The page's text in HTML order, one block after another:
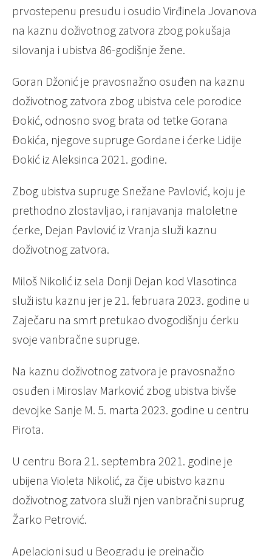
prvostepenu presudu i osudio Virđinela Jovanova
na kaznu doživotnog zatvora zbog pokušaja
silovanja i ubistva 86-godišnje žene.
Goran Džonić je pravosnažno osuđen na kaznu
doživotnog zatvora zbog ubistva cele porodice
Đokić, odnosno svog brata od tetke Gorana
Đokića, njegove supruge Gordane i ćerke Lidije
Đokić iz Aleksinca 2021. godine.
Zbog ubistva supruge Snežane Pavlović, koju je
prethodno zlostavljao, i ranjavanja maloletne
ćerke, Dejan Pavlović iz Vranja služi kaznu
doživotnog zatvora.
Miloš Nikolić iz sela Donji Dejan kod Vlasotinca
služi istu kaznu jer je 21. februara 2023. godine u
Zaječaru na smrt pretukao dvogodišnju ćerku
svoje vanbračne supruge.
Na kaznu doživotnog zatvora je pravosnažno
osuđen i Miroslav Marković zbog ubistva bivše
devojke Sanje M. 5. marta 2023. godine u centru
Pirota.
U centru Bora 21. septembra 2021. godine je
ubijena Violeta Nikolić, za čije ubistvo kaznu
doživotnog zatvora služi njen vanbračni suprug
Žarko Petrović.
Apelacioni sud u Beogradu je preinačio